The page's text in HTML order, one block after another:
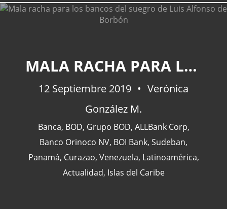
MALA RACHA PARA LOS BANCOS DEL SUEGRO DE LUIS ALFONSO DE BORBÓN
12 Septiembre 2019
Verónica
González M.
Banca, BOD, Grupo BOD, ALLBank Corp,
Banco Orinoco NV, BOI Bank, Sudeban,
Panamá, Curazao, Venezuela, Latinoamérica,
Actualidad, Islas del Caribe
Actualidad(227)
(77)
Europa(47)
Venezuela (43)